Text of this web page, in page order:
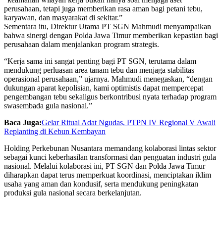
perusahaan, tetapi juga memberikan rasa aman bagi petani tebu,
karyawan, dan masyarakat di sekitar.”
Sementara itu, Direktur Utama PT SGN Mahmudi menyampaikan
bahwa sinergi dengan Polda Jawa Timur memberikan kepastian bagi
perusahaan dalam menjalankan program strategis.
“Kerja sama ini sangat penting bagi PT SGN, terutama dalam
mendukung perluasan area tanam tebu dan menjaga stabilitas
operasional perusahaan,” ujarnya. Mahmudi menegaskan, “dengan
dukungan aparat kepolisian, kami optimistis dapat mempercepat
pengembangan tebu sekaligus berkontribusi nyata terhadap program
swasembada gula nasional.”
Baca Juga:Gelar Ritual Adat Ngudas, PTPN IV Regional V Awali
Replanting di Kebun Kembayan
Holding Perkebunan Nusantara memandang kolaborasi lintas sektor
sebagai kunci keberhasilan transformasi dan penguatan industri gula
nasional. Melalui kolaborasi ini, PT SGN dan Polda Jawa Timur
diharapkan dapat terus memperkuat koordinasi, menciptakan iklim
usaha yang aman dan kondusif, serta mendukung peningkatan
produksi gula nasional secara berkelanjutan.